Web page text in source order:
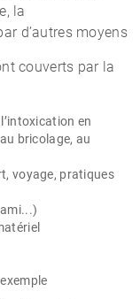
la
d’autres moyens
couverts par la
en
bricolage, au
voyage, pratiques